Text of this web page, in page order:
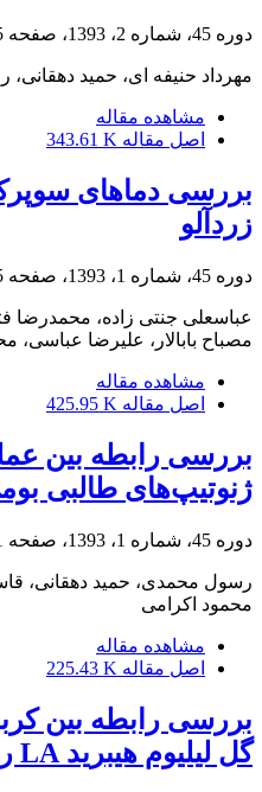
دوره 45، شماره 2، 1393، صفحه
مهرداد حنیفه ای، حمید
مشاهده مقاله
اصل مقاله 343.61 K
بررسی دماهای
زردآلو
دوره 45، شماره 1، 1393، صفحه
عباسعلی جنتی زاده، محمدرضا
مصباح بابالار، علیرضا عباسی،
مشاهده مقاله
اصل مقاله 425.95 K
بررسی رابطه بین
ژنوتیپ‌های طالبی
دوره 45، شماره 1، 1393، صفحه
محمود اکرامی
مشاهده مقاله
اصل مقاله 225.43 K
بررسی رابطه بین
گل لیلیوم هیبرید LA رقم سبدازل